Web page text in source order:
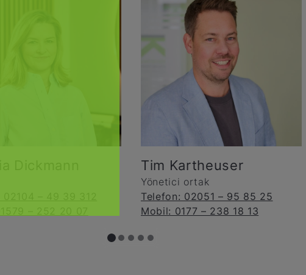
Tim Kartheuser
Yönetici ortak
Telefon: 02051 – 95 85 25
Mobil: 0177 – 238 18 13